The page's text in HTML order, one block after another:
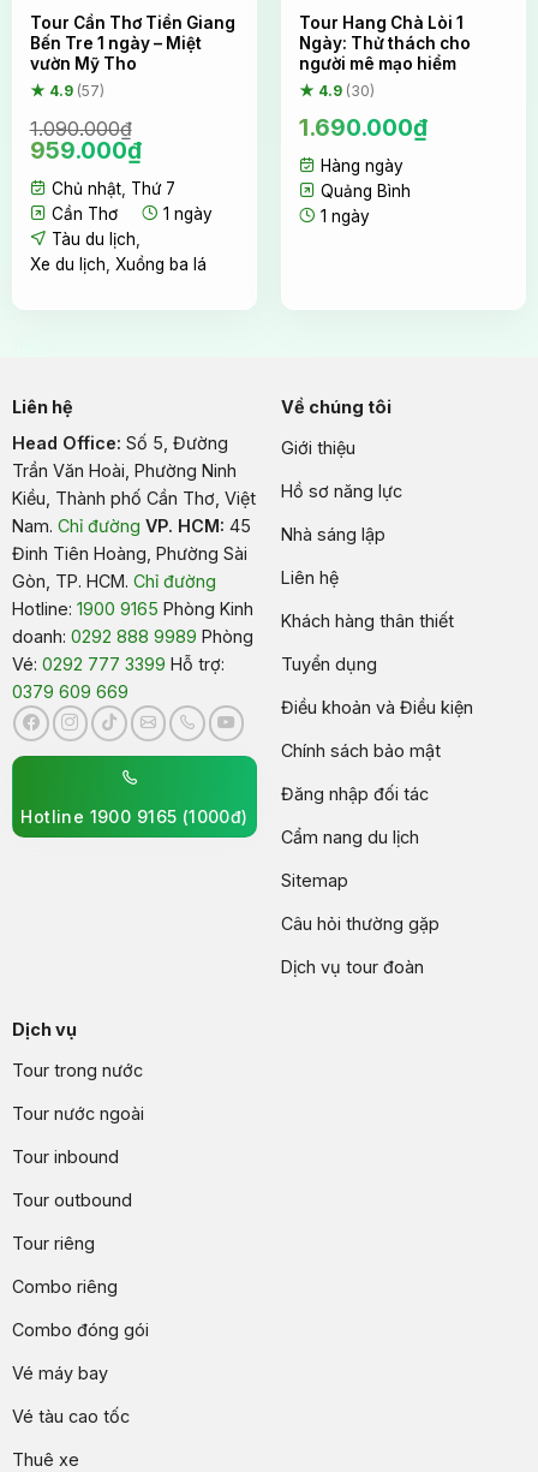
Tour Cần Thơ Tiền Giang
Bến Tre 1 ngày – Miệt
vườn Mỹ Tho
★ 4.9 (57)
1.090.000₫
Giá
là:
1.090.000₫.
959.000₫Giá
hiện
tại
là:
Chủ nhật, Thứ 7
Cần Thơ
1 ngày
Tàu du lịch
Xe du lịch Xuồng ba lá
Tour Hang Chà Lòi 1
Ngày: Thử thách cho
người mê mạo hiểm
★ 4.9 (30)
1.690.000₫
Hàng ngày
Quảng Bình
1 ngày
Liên hệ
Head Office: Số 5, Đường
Trần Văn Hoài, Phường Ninh
Kiều, Thành phố Cần Thơ, Việt
Nam. Chỉ đường VP. HCM: 45
Đinh Tiên Hoàng, Phường Sài
Gòn, TP. HCM. Chỉ đường
Hotline: 1900 9165 Phòng Kinh
doanh: 0292 888 9989 Phòng
Vé: 0292 777 3399 Hỗ trợ:
0379 609 669
Hotline 1900 9165 (1000đ)
Về chúng tôi
Giới thiệu
Hồ sơ năng lực
Nhà sáng lập
Liên hệ
Khách hàng thân thiết
Tuyển dụng
Điều khoản và Điều kiện
Chính sách bảo mật
Đăng nhập đối tác
Cẩm nang du lịch
Sitemap
Câu hỏi thường gặp
Dịch vụ tour đoàn
Dịch vụ
Tour trong nước
Tour nước ngoài
Tour inbound
Tour outbound
Tour riêng
Combo riêng
Combo đóng gói
Vé máy bay
Vé tàu cao tốc
Thuê xe